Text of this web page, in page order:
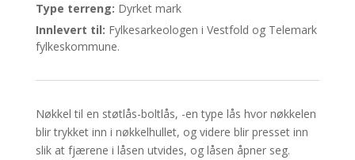
Type terreng: Dyrket mark
Innlevert til: Fylkesarkeologen i Vestfold og Telemark
fylkeskommune.
Nøkkel til en støtlås-boltlås, -en type lås hvor nøkkelen
blir trykket inn i nøkkelhullet, og videre blir presset inn
slik at fjærene i låsen utvides, og låsen åpner seg.